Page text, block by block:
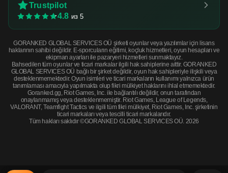
Trustpilot
4.8 из 5
GORANKED GLOBAL SERVICES OÜ şirketi oyunlar veya yazılımlar için lisans
haklarının sahibi değildir. E-sporcuların eğitimi, koçluk hizmetleri, oyun hesapları ve
ekipman ayarları ile pazaryeri hizmetleri sunmaktayız.
Bahsedilen tüm oyunlar ve ticari markalar ilgili hak sahiplerine aittir. GORANKED
GLOBAL SERVICES OÜ bağlı bir şirket değildir, oyun hak sahipleriyle ilişkili veya
desteklenmemektedir. Oyun isimleri ve ticari markaların kullanımı yalnızca ürün
tanımlaması amacıyla yapılmakta olup fikri mülkiyet haklarını ihlal etmemektedir.
Goranked.gg, Riot Games, Inc. ile bağlantılı değildir, onun tarafından
onaylanmamış veya desteklenmemiştir. Riot Games, League of Legends,
VALORANT, Teamfight Tactics ve ilgili tüm fikri mülkiyet, Riot Games, Inc. şirketinin
ticari markaları veya tescilli ticari markalarıdır.
Tüm hakları saklıdır ©GORANKED GLOBAL SERVICES OÜ. 2026